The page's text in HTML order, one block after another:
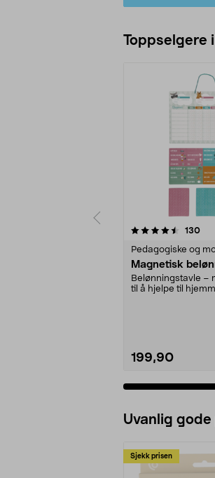
Toppselgere
130
Pedagogiske og
Magnetisk
Belønningstavle –
til å hjelpe til
199,90
4.5 av 5
Uvanlig
Sjekk prisen